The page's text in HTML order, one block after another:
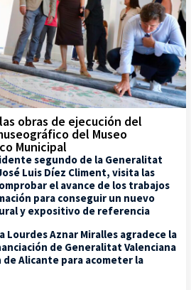
obras de ejecución del
del Museo
Municipal
segundo de la Generalitat
Luis Díez Climent, visita las
el avance de los trabajos
para conseguir un nuevo
y expositivo de referencia
Lourdes Aznar Miralles agradece la
de Generalitat Valenciana
Alicante para acometer la